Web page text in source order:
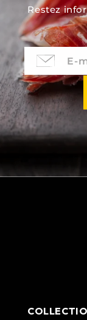
Restez
E-